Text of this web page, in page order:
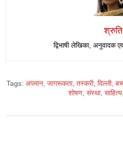
श्रुति
द्विभाषी लेखिका, अनुवादक
Tags: अपमान, जागरूकता, तस्करी, दिल्ली,
शोषण, संस्था, साहित्य,